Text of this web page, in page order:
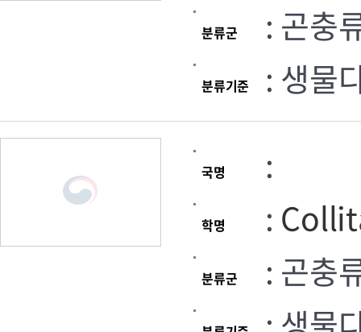
분류군 : 곤충
분류기준 : 생물
국명 :
학명 :
분류군 : 곤충